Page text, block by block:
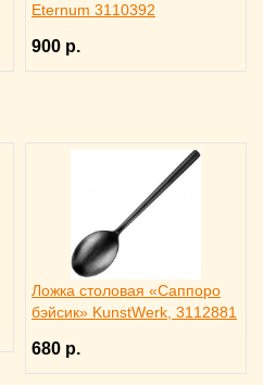
Eternum 3110392
900 р.
Ложка столовая «Саппоро
бэйсик» KunstWerk, 3112881
680 р.